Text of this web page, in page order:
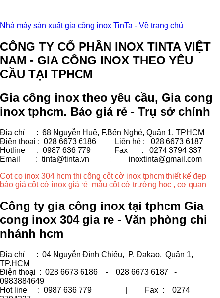
Nhà máy sản xuất gia công inox TinTa - Về trang chủ
CÔNG TY CỔ PHẦN INOX TINTA VIỆT
NAM - GIA CÔNG INOX THEO YÊU
CẦU TẠI TPHCM
Gia công inox theo yêu cầu, Gia cong
inox tphcm. Báo giá rẻ - Trụ sở chính
Địa chỉ : 68 Nguyễn Huệ, F.Bến Nghé, Quận 1, TPHCM
Điện thoại : 028 6673 6186
Liên hệ : 028 6673 6187
Hotline : 0987 636 779 Fax
: 0274 3794 337
Email : tinta@tinta.vn ;
inoxtinta@gmail.com
Cot co inox 304 hcm thi công cột cờ inox tphcm thiết kế đẹp
báo giá cột cờ inox giá rẻ mẫu cột cờ trường học , cơ quan
Công ty gia công inox tại tphcm Gia
cong inox 304 gia re - Văn phòng chi
nhánh hcm
Địa chỉ
: 04 Nguyễn Đình Chiểu, P. Đakao, Quận 1,
TP.HCM
Điện thoại : 028 6673 6186 - 028 6673 6187 -
0983884649
Hot line
: 0987 636 779 | Fax :
0274